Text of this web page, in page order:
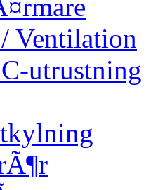
Ventilation
utrustning